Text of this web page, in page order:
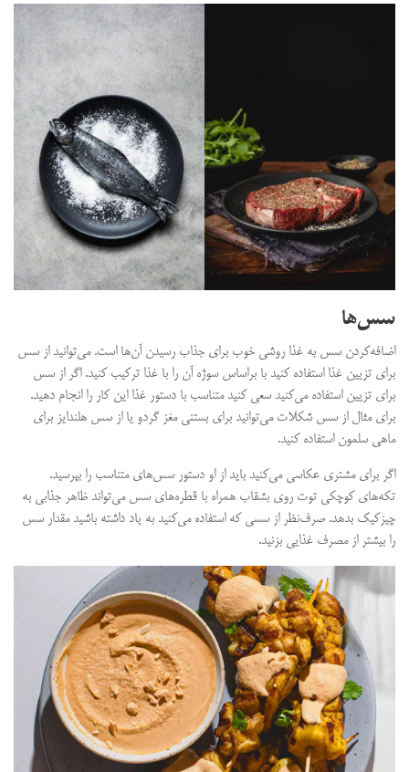
سس‌ها
اضافه‌کردن سس به غذا روشی خوب برای جذاب رسیدن آن‌ها است. می‌توانید از سس
برای تزیین غذا استفاده کنید با براساس سوژه آن را با غذا ترکیب کنید. اگر از سس
برای تزیین استفاده می‌کنید سعی کنید متناسب با دستور غذا این کار را انجام دهید.
برای مثال از سس شکلات می‌توانید برای بستنی مغز گردو یا از سس هلندایز برای
ماهی سلمون استفاده کنید.
اگر برای مشتری عکاسی می‌کنید باید از او دستور سس‌های متناسب را بپرسید.
تکه‌های کوچکی توت روی بشقاب همراه با قطره‌های سس می‌تواند ظاهر جذابی به
چیزکیک بدهد. صرف‌نظر از سسی که استفاده می‌کنید به یاد داشته باشید مقدار سس
را بیشتر از مصرف غذایی بزنید.